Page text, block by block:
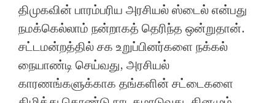
திமுகவின் பாரம்பரிய அரசியல் ஸ்டைல் என்பது
நமக்கெல்லாம் நன்றாகத் தெரிந்த ஒன்றுதான்.
சட்டமன்றத்தில் சக உறுப்பினர்களை நக்கல்
நையாண்டி செய்வது, அரசியல்
காரணங்களுக்காக தங்களின் சட்டைகளை